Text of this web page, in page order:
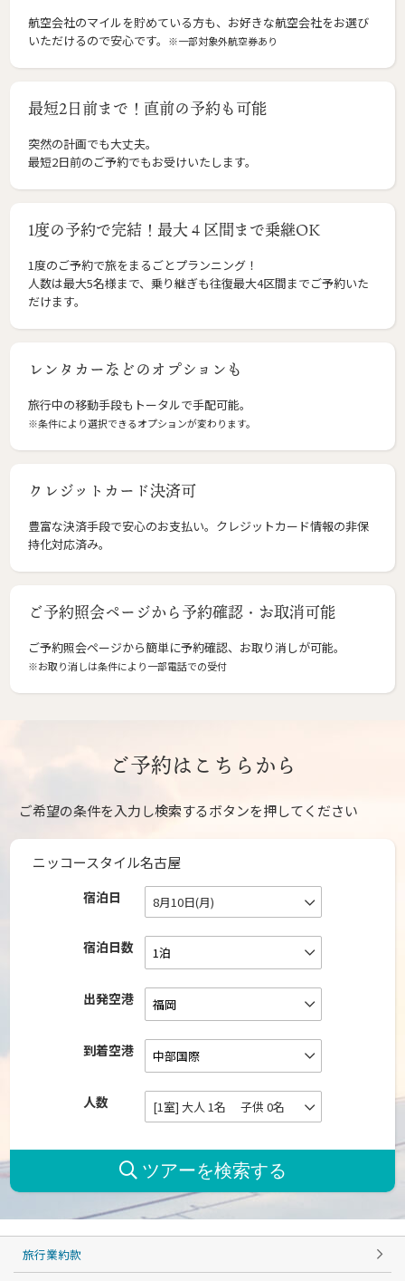
航空会社のマイルを貯めている方も、お好きな航空会社をお選び
いただけるので安心です。
※一部対象外航空券あり
最短2日前まで！直前の予約も可能
突然の計画でも大丈夫。
最短2日前のご予約でもお受けいたします。
1度の予約で完結！最大４区間まで乗継OK
1度のご予約で旅をまるごとプランニング！
人数は最大5名様まで、乗り継ぎも往復最大4区間までご予約いた
だけます。
レンタカーなどのオプションも
旅行中の移動手段もトータルで手配可能。
※条件により選択できるオプションが変わります。
クレジットカード決済可
豊富な決済手段で安心のお支払い。クレジットカード情報の非保
持化対応済み。
ご予約照会ページから予約確認・お取消可能
ご予約照会ページから簡単に予約確認、お取り消しが可能。
※お取り消しは条件により一部電話での受付
ご予約はこちらから
ご希望の条件を入力し検索するボタンを押してください
ニッコースタイル名古屋
宿泊日 8月10日(月)
宿泊日数
出発空港
到着空港
人数 [1室] 大人 1名 子供 0名
旅行業約款